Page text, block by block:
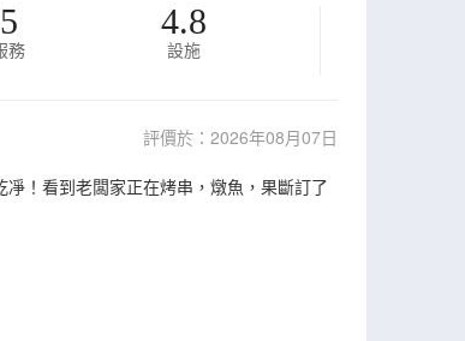
5
務
4.8
設施
評價於：2026年08月07日
！看到老闆家正在烤串，燉魚，果斷訂了